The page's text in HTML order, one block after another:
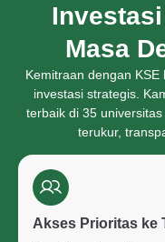
Masa
Kemitraan dengan
investasi strategis.
terbaik di 35
terukur,
Akses Prioritas ke